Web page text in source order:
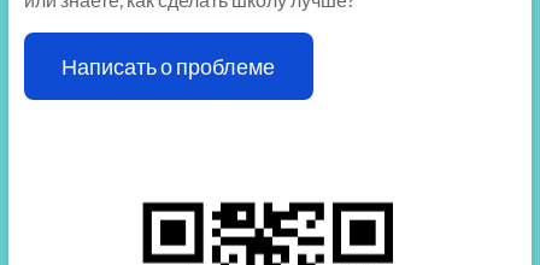
Написать о проблеме